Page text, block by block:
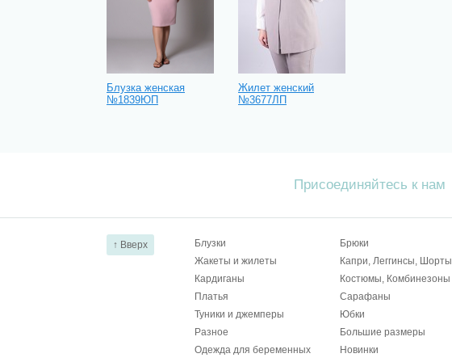
Блузка женская
№1839ЮП
Жилет женский
№3677ЛП
Присоединяйтесь к нам
↑ Вверх Блузки
Брюки
Жакеты и жилеты
Капри, Леггинсы, Шорты
Кардиганы
Костюмы, Комбинезоны
Платья
Сарафаны
Туники и джемперы
Юбки
Разное
Большие размеры
Одежда для беременных
Новинки